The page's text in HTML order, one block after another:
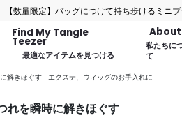
限定】バッグにつけて持ち歩けるミニブラシ♪
Find My Tangle
Teezer
最適なアイテムを見つける
About
私たちに
て
解きほぐす - エクステ、ウィッグのお手入れに
れを瞬時に解きほぐす